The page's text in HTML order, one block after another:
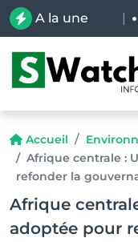
A la une |
Accueil
Afrique centrale :
refonder la
Afrique
adoptée pour